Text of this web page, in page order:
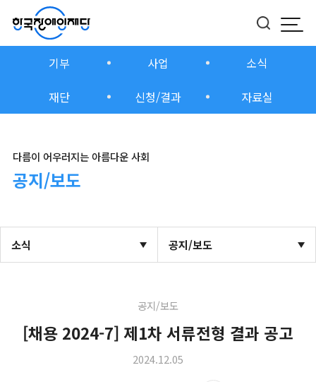
모
버튼
기부 사업
소식
재단
신청/결과 자료실
다름이 어우러지는 아름다운 사회
공지/보도
소식 공지/보도
공지/보도
[채용 2024-7] 제1차 서류전형 결과 공고
2024.12.05